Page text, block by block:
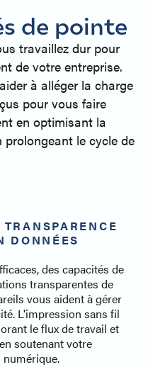
de pointe
travaillez dur pour
de votre entreprise.
à alléger la charge
pour vous faire
en optimisant la
le cycle de
DONNÉES
des capacités de
transparentes de
vous aident à gérer
L'impression sans fil
le flux de travail et
soutenant votre